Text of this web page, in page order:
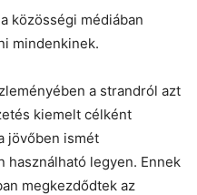
közösségi médiában
mindenkinek.
a strandról azt
kiemelt célként
jövőben ismét
használható legyen. Ennek
megkezdődtek az